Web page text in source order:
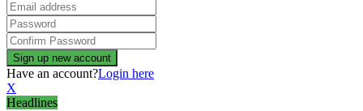
Have an account?Login here
X
Headlines